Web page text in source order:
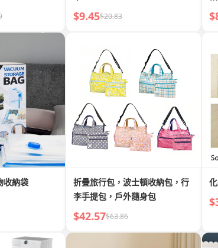
$9.45$20.83
收納袋
折疊旅行包，波士頓收納包，行
李手提包，戶外隨身包
$42.57$63.86